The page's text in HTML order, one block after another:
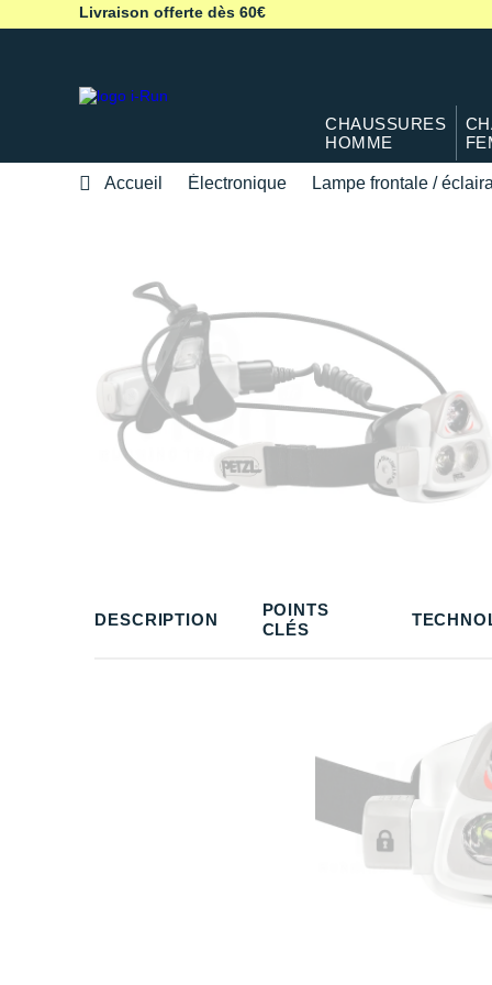
Livraison offerte dès 60€
CHAUSSURES
HOMME
Accueil Électronique Lampe frontale /
DESCRIPTION
POINTS
CLÉS